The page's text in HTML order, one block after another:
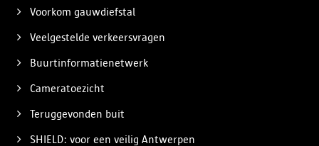
Voorkom gauwdiefstal
Veelgestelde verkeersvragen
Buurtinformatienetwerk
Cameratoezicht
Teruggevonden buit
SHIELD: voor een veilig Antwerpen